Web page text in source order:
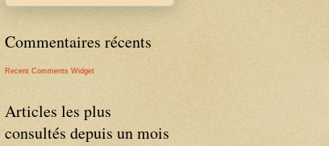
Commentaires récents
Recent Comments Widget
Articles les plus
consultés depuis un mois